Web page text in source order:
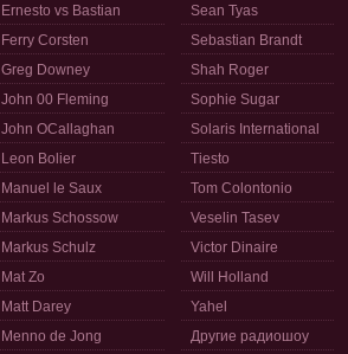
Ernesto vs Bastian
Ferry Corsten
Greg Downey
John 00 Fleming
John OCallaghan
Leon Bolier
Manuel le Saux
Markus Schossow
Markus Schulz
Mat Zo
Matt Darey
Menno de Jong
Sean Tyas
Sebastian Brandt
Shah Roger
Sophie Sugar
Solaris International
Tiesto
Tom Colontonio
Veselin Tasev
Victor Dinaire
Will Holland
Yahel
Другие радиошоу